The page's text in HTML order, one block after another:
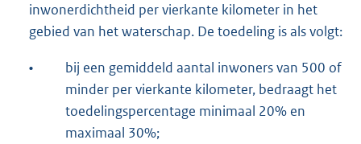
inwonerdichtheid per vierkante kilometer in het
gebied van het waterschap. De toedeling is als volgt:
•
bij een gemiddeld aantal inwoners van 500 of
minder per vierkante kilometer, bedraagt het
toedelingspercentage minimaal 20% en
maximaal 30%;